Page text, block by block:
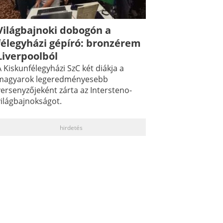
dobogón a
gépíró: bronzérem
Kiskunfélegyházi SzC két diákja a
legeredményesebb
zárta az Intersteno-
hirdetés